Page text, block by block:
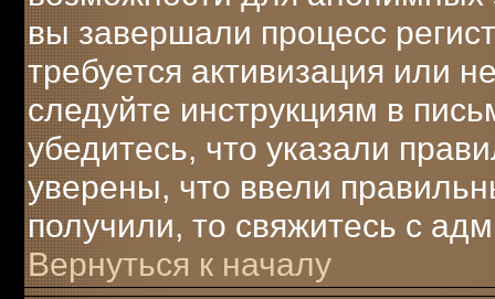
вы завершали процесс
требуется активизация или
следуйте инструкциям в
убедитесь, что указали
уверены, что ввели
получили, то свяжитесь с
Вернуться к началу